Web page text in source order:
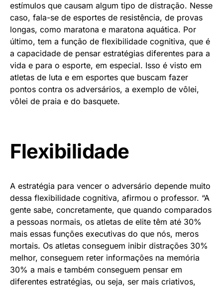
estímulos que causam algum tipo de distração. Nesse
caso, fala-se de esportes de resistência, de provas
longas, como maratona e maratona aquática. Por
último, tem a função de flexibilidade cognitiva, que é
a capacidade de pensar estratégias diferentes para a
vida e para o esporte, em especial. Isso é visto em
atletas de luta e em esportes que buscam fazer
pontos contra os adversários, a exemplo de vôlei,
vôlei de praia e do basquete.
Flexibilidade
A estratégia para vencer o adversário depende muito
dessa flexibilidade cognitiva, afirmou o professor. “A
gente sabe, concretamente, que quando comparados
a pessoas normais, os atletas de elite têm até 30%
mais essas funções executivas do que nós, meros
mortais. Os atletas conseguem inibir distrações 30%
melhor, conseguem reter informações na memória
30% a mais e também conseguem pensar em
diferentes estratégias, ou seja, ser mais criativos,